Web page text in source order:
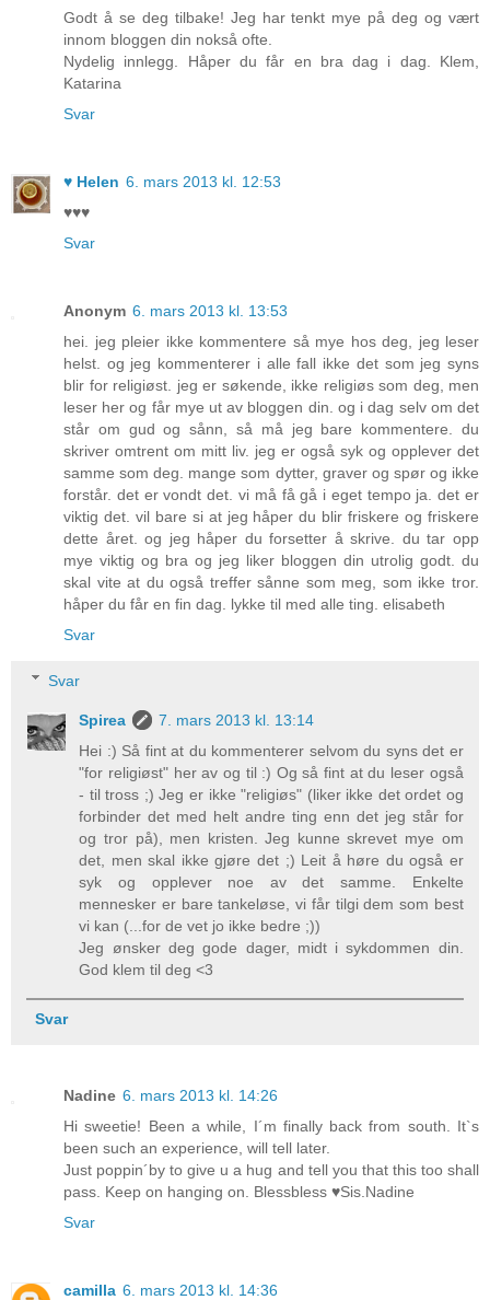
Godt å se deg tilbake! Jeg har tenkt mye på deg og vært
innom bloggen din nokså ofte.
Nydelig innlegg. Håper du får en bra dag i dag. Klem,
Katarina
Svar
♥ Helen 6. mars 2013 kl. 12:53
♥♥♥
Svar
Anonym 6. mars 2013 kl. 13:53
hei. jeg pleier ikke kommentere så mye hos deg, jeg leser
helst. og jeg kommenterer i alle fall ikke det som jeg syns
blir for religiøst. jeg er søkende, ikke religiøs som deg, men
leser her og får mye ut av bloggen din. og i dag selv om det
står om gud og sånn, så må jeg bare kommentere. du
skriver omtrent om mitt liv. jeg er også syk og opplever det
samme som deg. mange som dytter, graver og spør og ikke
forstår. det er vondt det. vi må få gå i eget tempo ja. det er
viktig det. vil bare si at jeg håper du blir friskere og friskere
dette året. og jeg håper du forsetter å skrive. du tar opp
mye viktig og bra og jeg liker bloggen din utrolig godt. du
skal vite at du også treffer sånne som meg, som ikke tror.
håper du får en fin dag. lykke til med alle ting. elisabeth
Svar
Svar
Spirea
7. mars 2013 kl. 13:14
Hei :) Så fint at du kommenterer selvom du syns det er
"for religiøst" her av og til :) Og så fint at du leser også
- til tross ;) Jeg er ikke "religiøs" (liker ikke det ordet og
forbinder det med helt andre ting enn det jeg står for
og tror på), men kristen. Jeg kunne skrevet mye om
det, men skal ikke gjøre det ;) Leit å høre du også er
syk og opplever noe av det samme. Enkelte
mennesker er bare tankeløse, vi får tilgi dem som best
vi kan (...for de vet jo ikke bedre ;))
Jeg ønsker deg gode dager, midt i sykdommen din.
God klem til deg <3
Svar
Nadine 6. mars 2013 kl. 14:26
Hi sweetie! Been a while, I´m finally back from south. It`s
been such an experience, will tell later.
Just poppin´by to give u a hug and tell you that this too shall
pass. Keep on hanging on. Blessbless ♥Sis.Nadine
Svar
camilla 6. mars 2013 kl. 14:36